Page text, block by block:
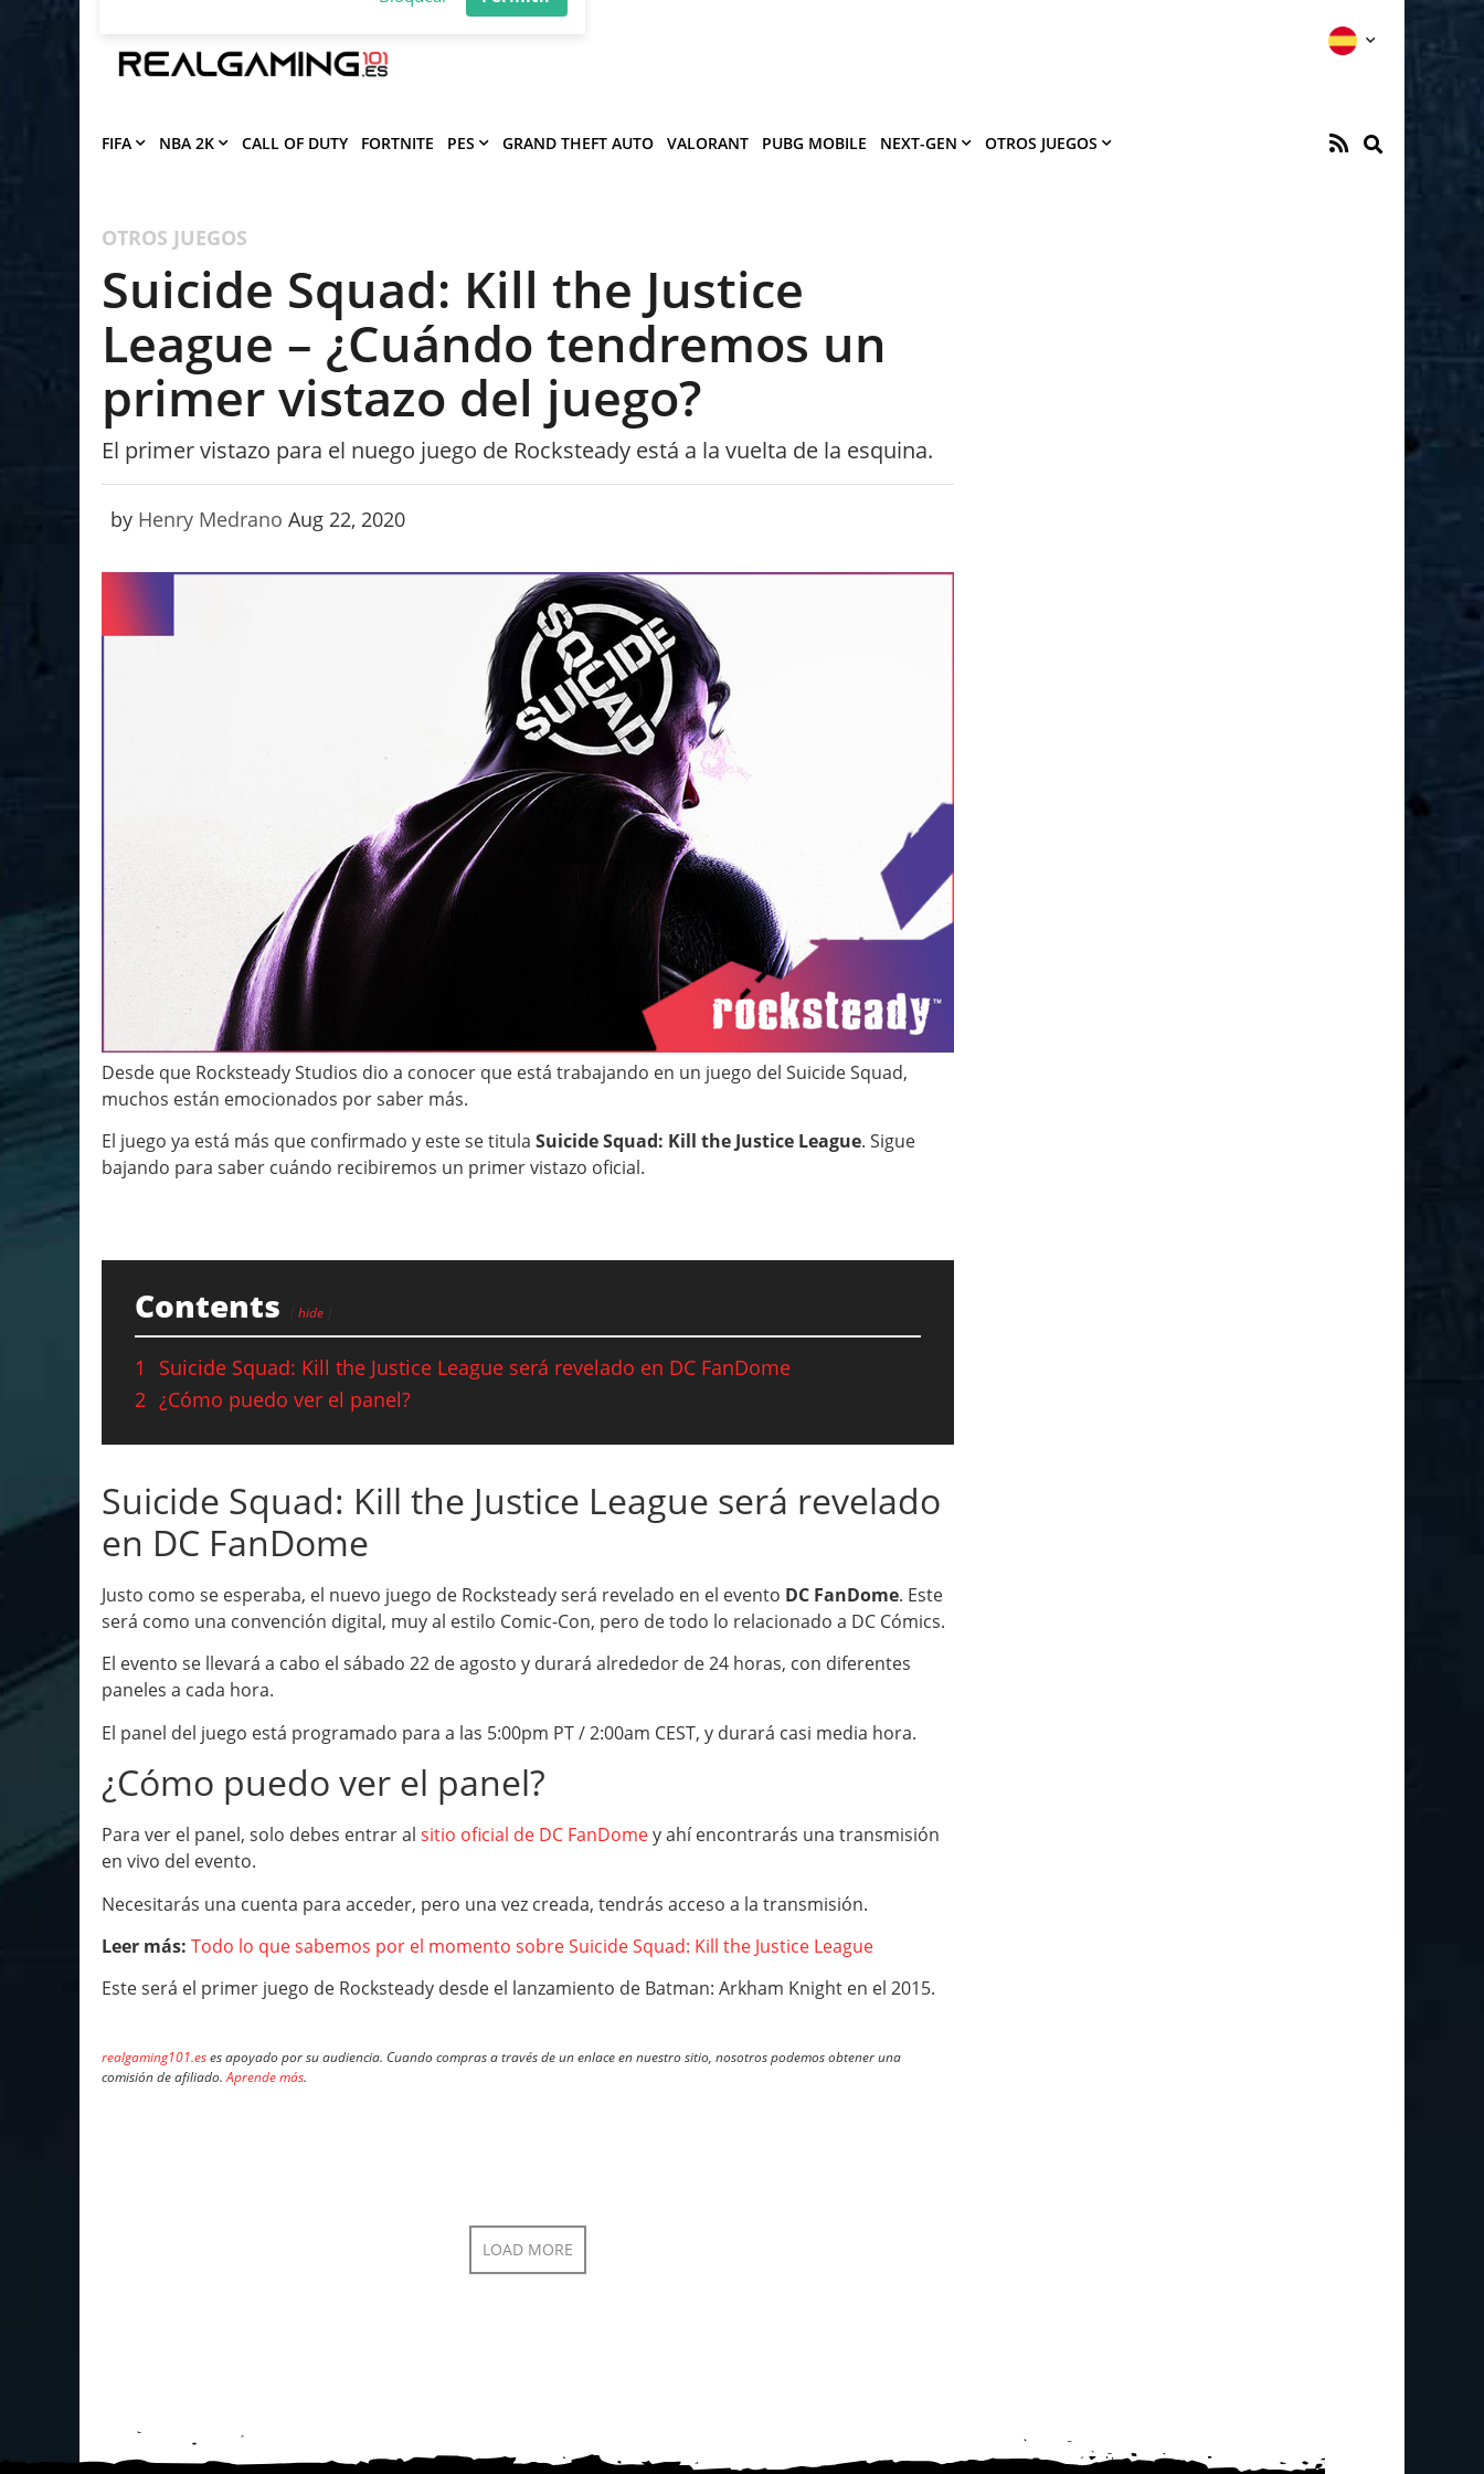
notificaciones de los mejores artículos.
×
FIFA NBA 2K CALL OF DUTY FORTNITE PES GRAND THEFT AUTO VALORANT PUBG MOBILE NEXT-GEN OTROS JUEGOS
OTROS JUEGOS
Suicide Squad: Kill the Justice
League – ¿Cuándo tendremos un
primer vistazo del juego?
El primer vistazo para el nuego juego de Rocksteady está a la vuelta de la esquina.
by Henry Medrano Aug 22, 2020
Desde que Rocksteady Studios dio a conocer que está trabajando en un juego del Suicide Squad,
muchos están emocionados por saber más.
El juego ya está más que confirmado y este se titula Suicide Squad: Kill the Justice League. Sigue
bajando para saber cuándo recibiremos un primer vistazo oficial.
Contents hide
1
Suicide Squad: Kill the Justice League será revelado en DC FanDome
2 ¿Cómo puedo ver el panel?
Suicide Squad: Kill the Justice League será revelado
en DC FanDome
Justo como se esperaba, el nuevo juego de Rocksteady será revelado en el evento DC FanDome. Este
será como una convención digital, muy al estilo Comic-Con, pero de todo lo relacionado a DC Cómics.
El evento se llevará a cabo el sábado 22 de agosto y durará alrededor de 24 horas, con diferentes
paneles a cada hora.
El panel del juego está programado para a las 5:00pm PT / 2:00am CEST, y durará casi media hora.
¿Cómo puedo ver el panel?
Para ver el panel, solo debes entrar al sitio oficial de DC FanDomey ahí encontrarás una transmisión
en vivo del evento.
Necesitarás una cuenta para acceder, pero una vez creada, tendrás acceso a la transmisión.
Leer más: Todo lo que sabemos por el momento sobre Suicide Squad: Kill the Justice League
Este será el primer juego de Rocksteady desde el lanzamiento de Batman: Arkham Knight en el 2015.
realgaming101.eses apoyado por su audiencia. Cuando compras a través de un enlace en nuestro sitio, nosotros podemos obtener una
comisión de afiliado.Aprende más.
LOAD MORE